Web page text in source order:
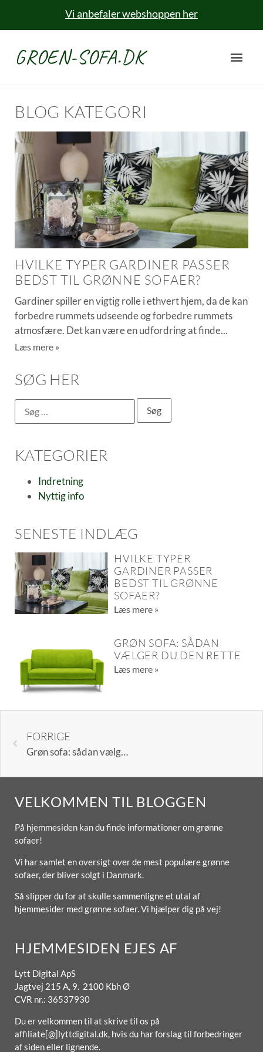
Vi anbefaler webshoppen her
GROEN-SOFA.DK
BLOG KATEGORI
HVILKE TYPER GARDINER PASSER
BEDST TIL GRØNNE SOFAER?
Gardiner spiller en vigtig rolle i ethvert hjem, da de kan
forbedre rummets udseende og forbedre rummets
atmosfære. Det kan være en udfordring at finde
Læs mere »
SØG HER
KATEGORIER
Indretning
Nyttig info
SENESTE INDLÆG
HVILKE TYPER
GARDINER PASSER
BEDST TIL GRØNNE
SOFAER?
Læs mere »
GRØN SOFA: SÅDAN
VÆLGER DU DEN RETTE
Læs mere »
FORRIGE
Grøn sofa: sådan vælger du den rette
VELKOMMEN TIL BLOGGEN
På hjemmesiden kan du finde informationer om grønne
sofaer!
Vi har samlet en oversigt over de mest populære grønne
sofaer, der bliver solgt i Danmark.
Så slipper du for at skulle sammenligne et utal af
hjemmesider med grønne sofaer. Vi hjælper dig på vej!
HJEMMESIDEN EJES AF
Lytt Digital ApS
Jagtvej 215 A, 9. 2100 Kbh Ø
CVR nr.: 36537930
Du er velkommen til at skrive til os på
affiliate[@]lyttdigital.dk, hvis du har forslag til forbedringer
af siden eller lignende.